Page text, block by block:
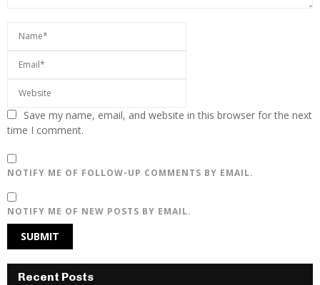
Save my name, email, and website in this browser for the next
time I comment.
NOTIFY ME OF FOLLOW-UP COMMENTS BY EMAIL.
NOTIFY ME OF NEW POSTS BY EMAIL.
Recent Posts